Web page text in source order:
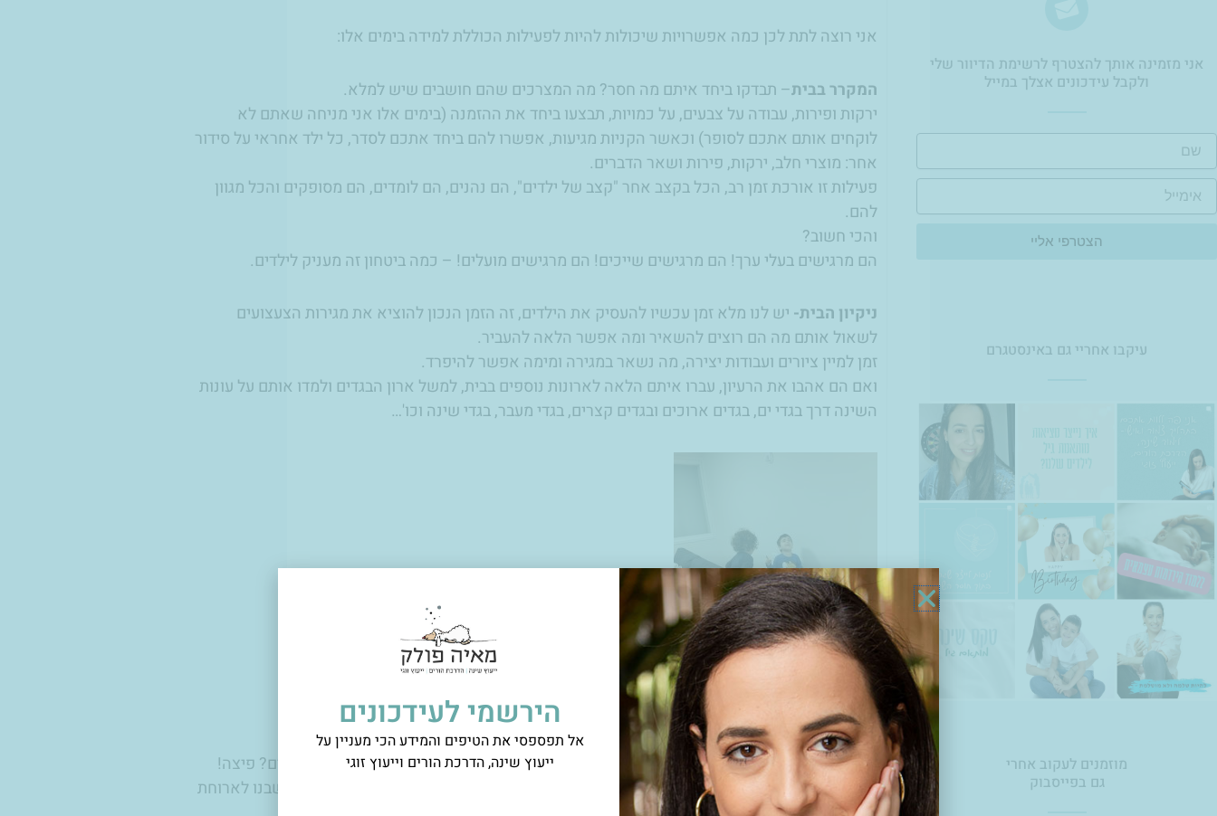
אני מזמינה אותך להצטרף לרשימת הדיוור שלי
ולקבל עידכונים אצלך במייל​
הצטרפי אליי
עיקבו אחריי גם באינסטגרם
מוזמנים לעקוב אחרי
גם בפייסבוק
אני רוצה לתת לכן כמה אפשרויות שיכולות להיות לפעילות הכוללת למידה בימים אלו:
המקרר בבית– תבדקו ביחד איתם מה חסר? מה המצרכים שהם חושבים שיש למלא.
ירקות ופירות, עבודה על צבעים, על כמויות, תבצעו ביחד את ההזמנה (בימים אלו אני מניחה שאתם לא
לוקחים אותם אתכם לסופר) וכאשר הקניות מגיעות, אפשרו להם ביחד אתכם לסדר, כל ילד אחראי על סידור
אחר: מוצרי חלב, ירקות, פירות ושאר הדברים.
פעילות זו אורכת זמן רב, הכל בקצב אחר "קצב של ילדים", הם נהנים, הם לומדים, הם מסופקים והכל מגוון
להם.
והכי חשוב?
הם מרגישים בעלי ערך! הם מרגישים שייכים! הם מרגישים מועלים! – כמה ביטחון זה מעניק לילדים.
ניקיון הבית- יש לנו מלא זמן עכשיו להעסיק את הילדים, זה הזמן הנכון להוציא את מגירות הצעצועים
לשאול אותם מה הם רוצים להשאיר ומה אפשר הלאה להעביר.
זמן למיין ציורים ועבודות יצירה, מה נשאר במגירה ומימה אפשר להיפרד.
ואם הם אהבו את הרעיון, עברו איתם הלאה לארונות נוספים בבית, למשל ארון הבגדים ולמדו אותם על עונות
השינה דרך בגדי ים, בגדים ארוכים ובגדים קצרים, בגדי מעבר, בגדי שינה וכו'…
מה אנחנו עשינו השבוע? –לאחר ניקיונות ומיונים, החלטתי שמהקמח אנחנו נפרדים, מה עושים? פיצה!
התחלנו בבצק עצמו ומשם לרוטב העגבניות, פיזור הגבינה הצהובה, תוספת לפי בחירה ואז התיישבנו לארוחת
הירשמי לעידכונים
אל תפספסי את הטיפים והמידע הכי מעניין על
ייעוץ שינה, הדרכת הורים וייעוץ זוגי